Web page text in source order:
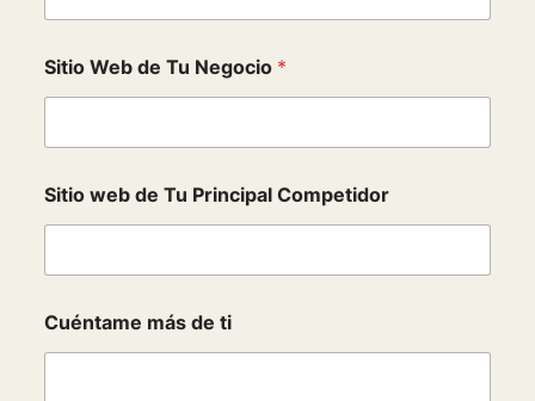
Sitio Web de Tu Negocio *
Sitio web de Tu Principal Competidor
o
m
Cuéntame más de ti